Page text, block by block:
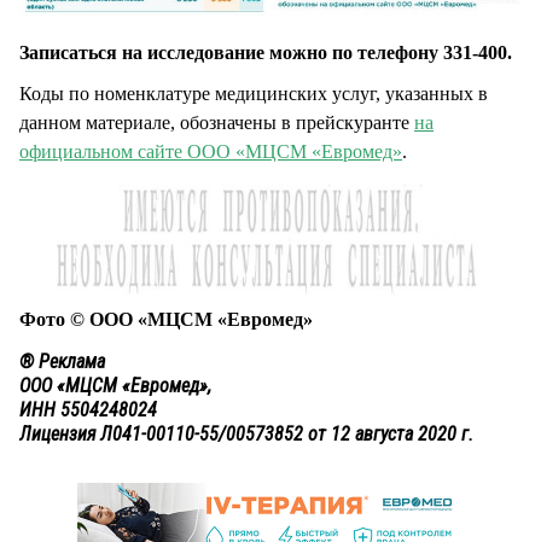
Записаться на исследование можно по телефону 331-400.
Коды по номенклатуре медицинских услуг, указанных в
данном материале, обозначены в прейскуранте на
официальном сайте ООО «МЦСМ «Евромед».
Фото © ООО «МЦСМ «Евромед»
® Реклама
ООО «МЦСМ «Евромед»,
ИНН 5504248024
Лицензия Л041-00110-55/00573852 от 12 августа 2020 г.